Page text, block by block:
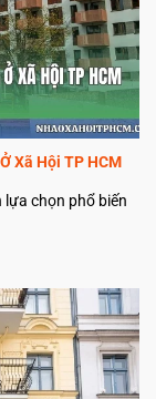
Xã Hội TP HCM
chọn phổ biến